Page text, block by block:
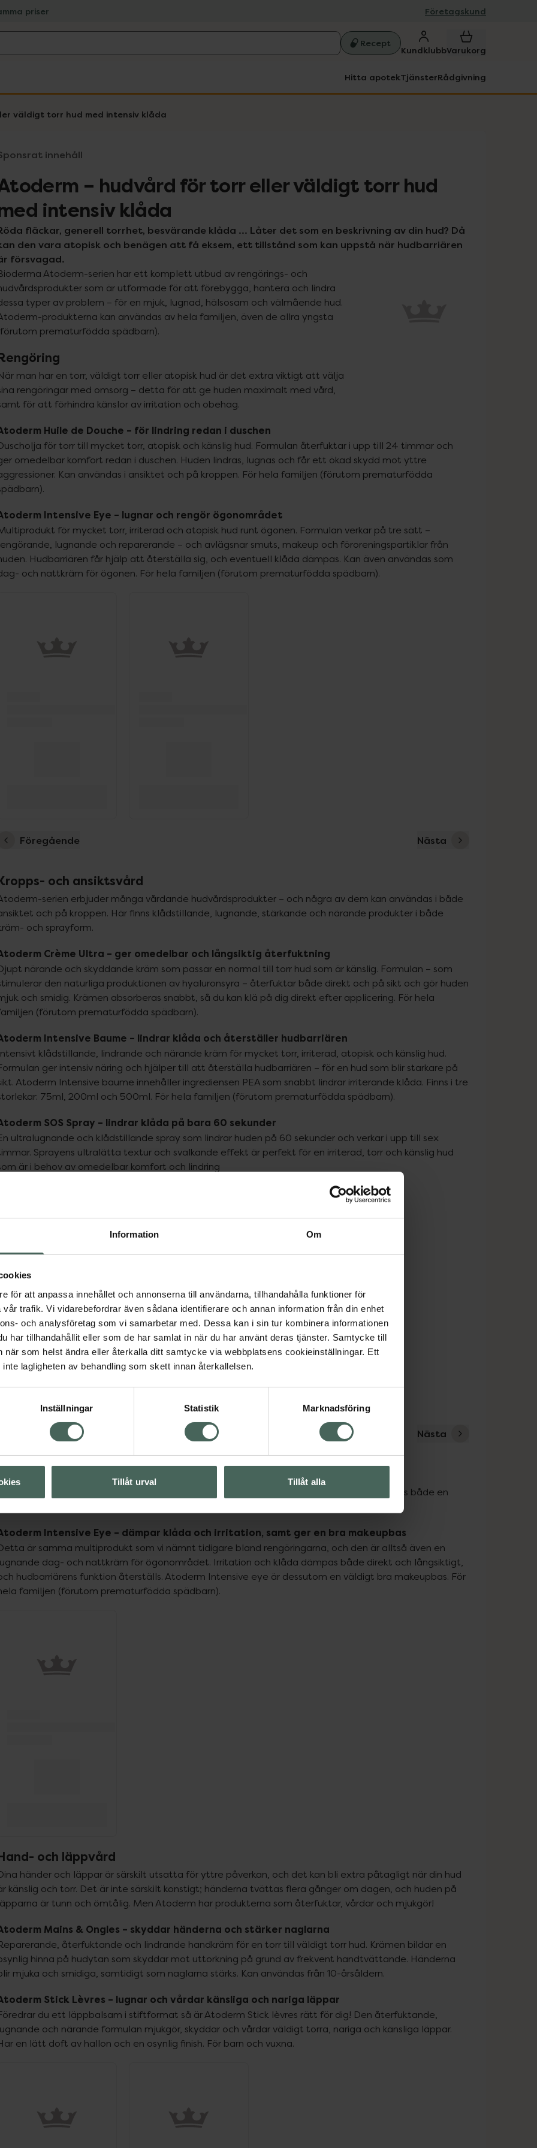
Information Om
för att anpassa innehållet och annonserna till användarna, tillhandahålla funktioner för
trafik. Vi vidarebefordrar även sådana identifierare och annan information från din enhet
och analysföretag som vi samarbetar med. Dessa kan i sin tur kombinera informationen
har tillhandahållit eller som de har samlat in när du har använt deras tjänster. Samtycke till
när som helst ändra eller återkalla ditt samtycke via webbplatsens cookieinställningar. Ett
lagligheten av behandling som skett innan återkallelsen.
Inställningar Statistik Marknadsföring
Tillåt urval Tillåt alla
priser Företagskund
Recept
KundklubbVarukorg
Hitta apotekTjänsterRådgivning
väldigt torr hud med intensiv klåda
innehåll
– hudvård för torr eller väldigt torr hud
intensiv klåda
fläckar, generell torrhet, besvärande klåda ... Låter det som en beskrivning av din hud? Då
den vara atopisk och benägen att få eksem, ett tillstånd som kan uppstå när hudbarriären
försvagad.
Atoderm-serien har ett komplett utbud av rengörings- och
som är utformade för att förebygga, hantera och lindra
typer av problem – för en mjuk, lugnad, hälsosam och välmående hud.
produkterna kan användas av hela familjen, även de allra yngsta
prematurfödda spädbarn).
man har en torr, väldigt torr eller atopisk hud är det extra viktigt att välja
rengöringar med omsorg – detta för att ge huden maximalt med vård,
för att förhindra känslor av irritation och obehag.
Huile de Douche – för lindring redan i duschen
för torr till mycket torr, atopisk och känslig hud. Formulan återfuktar i upp till 24 timmar och
omedelbar komfort redan i duschen. Huden lindras, lugnas och får ett ökad skydd mot yttre
Kan användas i ansiktet och på kroppen. För hela familjen (förutom prematurfödda
Intensive Eye – lugnar och rengör ögonområdet
för mycket torr, irriterad och atopisk hud runt ögonen. Formulan verkar på tre sätt –
lugnande och reparerande – och avlägsnar smuts, makeup och föroreningspartiklar från
Hudbarriären får hjälp att återställa sig, och eventuell klåda dämpas. Kan även användas som
och nattkräm för ögonen. För hela familjen (förutom prematurfödda spädbarn).
Föregående Nästa
och ansiktsvård
serien erbjuder många vårdande hudvårdsprodukter – och några av dem kan användas i både
och på kroppen. Här finns klådstillande, lugnande, stärkande och närande produkter i både
och sprayform.
Crème Ultra – ger omedelbar och långsiktig återfuktning
närande och skyddande kräm som passar en normal till torr hud som är känslig. Formulan – som
den naturliga produktionen av hyaluronsyra – återfuktar både direkt och på sikt och gör huden
och smidig. Krämen absorberas snabbt, så du kan klä på dig direkt efter applicering. För hela
(förutom prematurfödda spädbarn).
Intensive Baume – lindrar klåda och återställer hudbarriären
klådstillande, lindrande och närande kräm för mycket torr, irriterad, atopisk och känslig hud.
ger intensiv näring och hjälper till att återställa hudbarriären – för en hud som blir starkare på
Atoderm Intensive baume innehåller ingrediensen PEA som snabbt lindrar irriterande klåda. Finns i tre
75ml, 200ml och 500ml. För hela familjen (förutom prematurfödda spädbarn).
SOS Spray – lindrar klåda på bara 60 sekunder
ultralugnande och klådstillande spray som lindrar huden på 60 sekunder och verkar i upp till sex
Sprayens ultralätta textur och svalkande effekt är perfekt för en irriterad, torr och känslig hud
är i behov av omedelbar komfort och lindring
Föregående Nästa
serien innehåller även produkter som är speciellt framtagna för ansiktet. Här finns både en
Intensive Eye – dämpar klåda och irritation, samt ger en bra makeupbas
är samma multiprodukt som vi nämnt tidigare bland rengöringarna, och den är alltså även en
dag- och nattkräm för ögonområdet. Irritation och klåda dämpas både direkt och långsiktigt,
hudbarriärens funktion återställs. Atoderm Intensive eye är dessutom en väldigt bra makeupbas. För
familjen (förutom prematurfödda spädbarn).
och läppvård
händer och läppar är särskilt utsatta för yttre påverkan, och det kan bli extra påtagligt när din hud
känslig och torr. Det är inte särskilt konstigt; händerna tvättas flera gånger om dagen, och huden på
är tunn och ömtålig. Men Atoderm har produkterna som återfuktar, vårdar och mjukgör!
Mains & Ongles – skyddar händerna och stärker naglarna
återfuktande och lindrande handkräm för en torr till väldigt torr hud. Krämen bildar en
hinna på hudytan som skyddar mot uttorkning på grund av frekvent handtvättande. Händerna
mjuka och smidiga, samtidigt som naglarna stärks. Kan användas från 10-årsåldern.
Stick Lèvres – lugnar och vårdar känsliga och nariga läppar
du ett läppbalsam i stiftformat så är Atoderm Stick lèvres rätt för dig! Den återfuktande,
och närande formulan mjukgör, skyddar och vårdar väldigt torra, nariga och känsliga läppar.
en lätt doft av hallon och en osynlig finish. För barn och vuxna.